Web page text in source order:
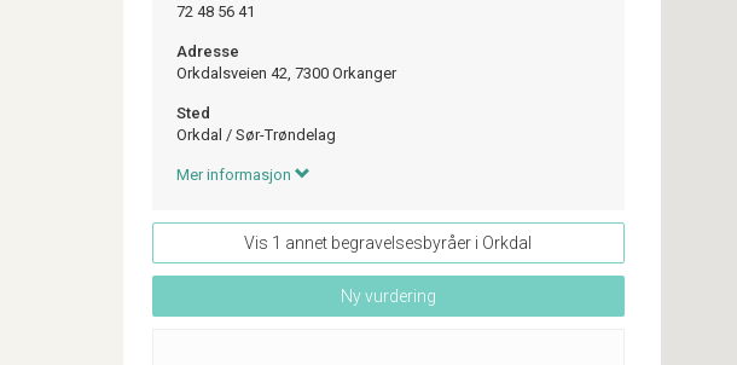
72 48 56 41
Adresse
Orkdalsveien 42, 7300 Orkanger
Sted
Orkdal / Sør-Trøndelag
Mer informasjon
Vis 1 annet begravelsesbyråer i Orkdal
Ny vurdering